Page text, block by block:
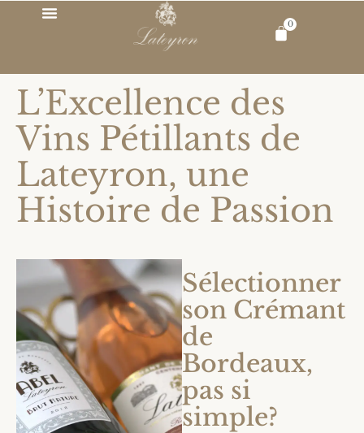
0
L’Excellence des
Vins Pétillants de
Lateyron, une
Histoire de Passion
Sélectionner
son Crémant
de
Bordeaux,
pas si
simple?